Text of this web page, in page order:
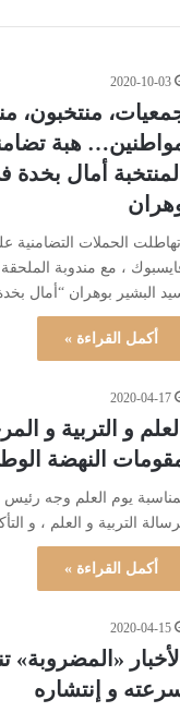
2020-10-03
منتخبون،
هبة
المنتخبة أمال بخدة
تهاطلت الحملات التضامنية
، مع مندوبة
البشير بوهران “أمال
أكمل القراءة »
2020-04-17
العلم و التربية و
النهضة
يوم العلم وجه رئيس
التربية و العلم ، و
أكمل القراءة »
2020-04-15
الأخبار
و إنتشاره